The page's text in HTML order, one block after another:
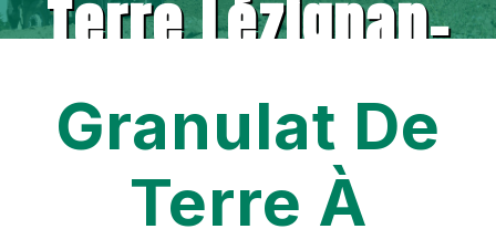
Terre Lézignan-
Corbières
Granulat De
Terre À